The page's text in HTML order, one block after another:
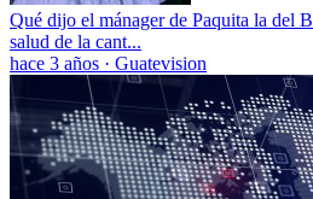
Qué dijo el mánager de Paquita la del
salud de la cant...
hace 3 años · Guatevision